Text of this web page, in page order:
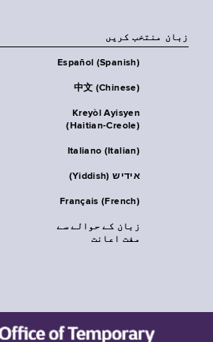
زبان منتخب کریں
Español (Spanish)
中文 (Chinese)
Kreyòl Ayisyen
(Haitian-Creole)
Italiano (Italian)
אידיש (Yiddish)
Français (French)
زبان کے حوالے سے
مفت اعانت